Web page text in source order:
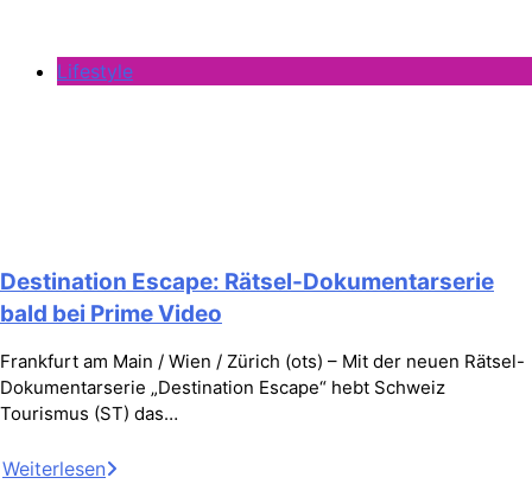
Lifestyle
Destination Escape: Rätsel-Dokumentarserie
bald bei Prime Video
Frankfurt am Main / Wien / Zürich (ots) – Mit der neuen Rätsel-
Dokumentarserie „Destination Escape“ hebt Schweiz
Tourismus (ST) das…
Weiterlesen